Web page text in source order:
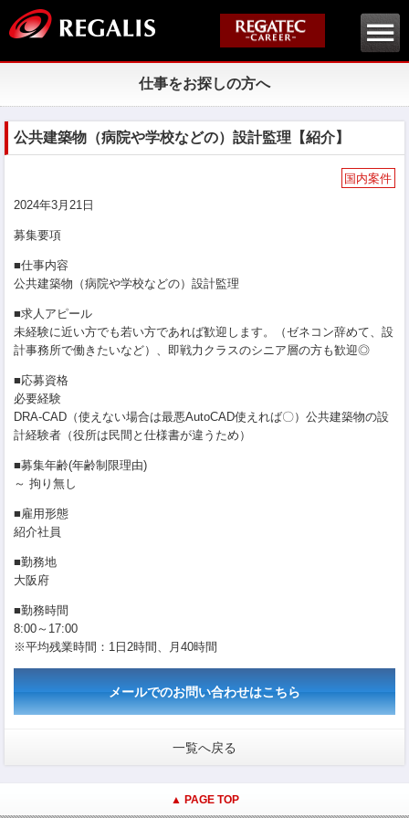
仕事をお探しの方へ
公共建築物（病院や学校などの）設計監理【紹介】
国内案件
2024年3月21日
募集要項
■仕事内容
公共建築物（病院や学校などの）設計監理
■求人アピール
未経験に近い方でも若い方であれば歓迎します。（ゼネコン辞めて、設
計事務所で働きたいなど）、即戦力クラスのシニア層の方も歓迎◎
■応募資格
必要経験
DRA-CAD（使えない場合は最悪AutoCAD使えれば〇）公共建築物の設
計経験者（役所は民間と仕様書が違うため）
■募集年齢(年齢制限理由)
～ 拘り無し
■雇用形態
紹介社員
■勤務地
大阪府
■勤務時間
8:00～17:00
※平均残業時間：1日2時間、月40時間
メールでのお問い合わせはこちら
一覧へ戻る
▲ PAGE TOP